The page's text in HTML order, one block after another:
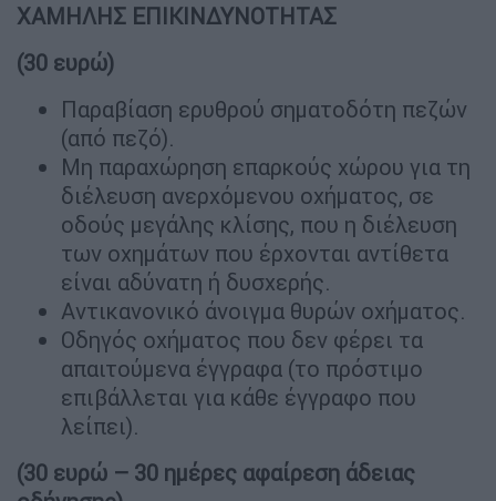
ΧΑΜΗΛΗΣ ΕΠΙΚΙΝΔΥΝΟΤΗΤΑΣ
(30 ευρώ)
Παραβίαση ερυθρού σηματοδότη πεζών
(από πεζό).
Μη παραχώρηση επαρκούς χώρου για τη
διέλευση ανερχόμενου οχήματος, σε
οδούς μεγάλης κλίσης, που η διέλευση
των οχημάτων που έρχονται αντίθετα
είναι αδύνατη ή δυσχερής.
Αντικανονικό άνοιγμα θυρών οχήματος.
Οδηγός οχήματος που δεν φέρει τα
απαιτούμενα έγγραφα (το πρόστιμο
επιβάλλεται για κάθε έγγραφο που
λείπει).
(30 ευρώ – 30 ημέρες αφαίρεση άδειας